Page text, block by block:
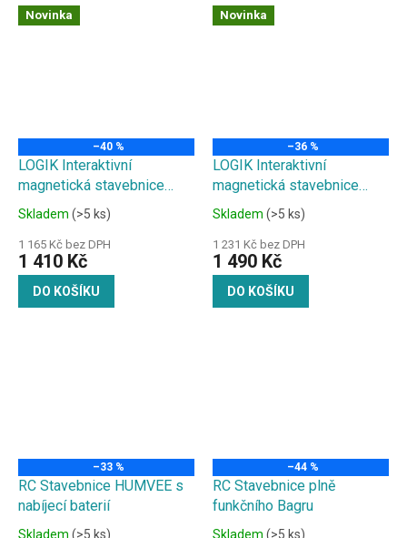
Novinka
–40 %
LOGIK Interaktivní
magnetická stavebnice
88ks
Skladem (>5 ks)
1 165 Kč bez DPH
1 410 Kč
DO KOŠÍKU
Novinka
–36 %
LOGIK Interaktivní
magnetická stavebnice
168ks
Skladem (>5 ks)
1 231 Kč bez DPH
1 490 Kč
DO KOŠÍKU
–33 %
RC Stavebnice HUMVEE s
nabíjecí baterií
Skladem (>5 ks)
–44 %
RC Stavebnice plně
funkčního Bagru
Skladem (>5 ks)